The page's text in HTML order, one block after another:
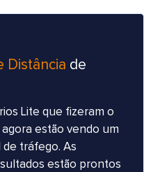
Distância de
Lite que fizeram o
estão vendo um
tráfego. As
estão prontos